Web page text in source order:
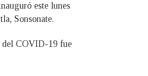
este lunes
Sonsonate.
del COVID-19 fue